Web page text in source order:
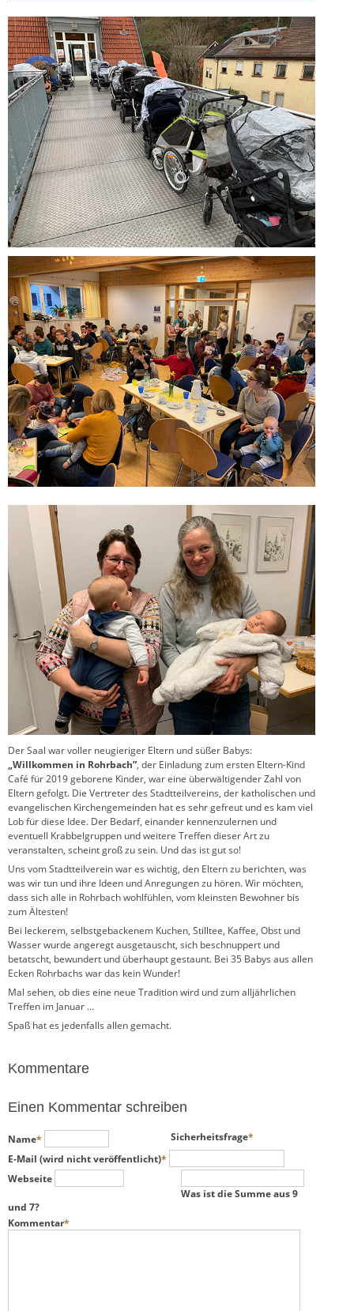
Der Saal war voller neugieriger Eltern und süßer Babys:
„Willkommen in Rohrbach”, der Einladung zum ersten Eltern-Kind
Café für 2019 geborene Kinder, war eine überwältigender Zahl von
Eltern gefolgt. Die Vertreter des Stadtteilvereins, der katholischen und
evangelischen Kirchengemeinden hat es sehr gefreut und es kam viel
Lob für diese Idee. Der Bedarf, einander kennenzulernen und
eventuell Krabbelgruppen und weitere Treffen dieser Art zu
veranstalten, scheint groß zu sein. Und das ist gut so!
Uns vom Stadtteilverein war es wichtig, den Eltern zu berichten, was
was wir tun und ihre Ideen und Anregungen zu hören. Wir möchten,
dass sich alle in Rohrbach wohlfühlen, vom kleinsten Bewohner bis
zum Ältesten!
Bei leckerem, selbstgebackenem Kuchen, Stilltee, Kaffee, Obst und
Wasser wurde angeregt ausgetauscht, sich beschnuppert und
betatscht, bewundert und überhaupt gestaunt. Bei 35 Babys aus allen
Ecken Rohrbachs war das kein Wunder!
Mal sehen, ob dies eine neue Tradition wird und zum alljährlichen
Treffen im Januar …
Spaß hat es jedenfalls allen gemacht.
Kommentare
Einen Kommentar schreiben
Pflichtfeld
Name*
Pflichtfeld
E-Mail (wird nicht veröffentlicht)*
Webseite
Pflichtfeld
Sicherheitsfrage*
Was ist die Summe aus 9
und 7?
Pflichtfeld
Kommentar*